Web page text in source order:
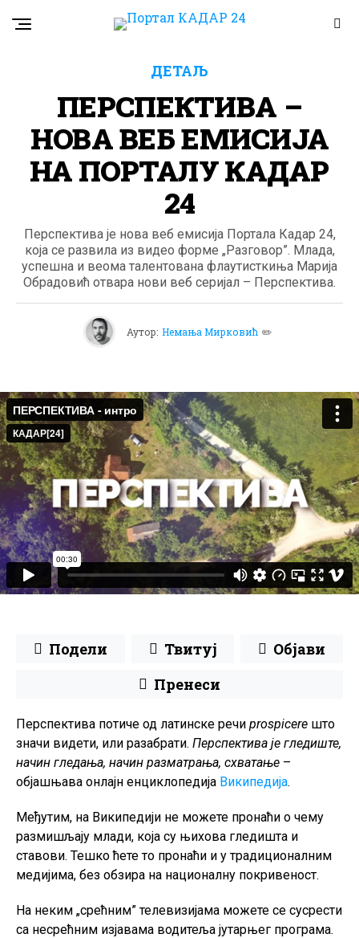
ДЕТАЉ
ПЕРСПЕКТИВА –
НОВА ВЕБ ЕМИСИЈА
НА ПОРТАЛУ КАДАР
24
Перспектива је нова веб емисија Портала Кадар 24,
која се развила из видео форме „Разговор”. Млада,
успешна и веома талентована флаутисткиња Марија
Обрадовић отвара нови веб серијал – Перспектива.
Аутор: Немања Мирковић ✏️
Подели Твитуј
Објави
Пренеси
Перспектива потиче од латинске речи prospicere што
значи видети, или разабрати. Перспектива је гледиште,
начин гледања, начин разматрања, схватање –
објашњава онлајн енциклопедија Википедија.
Међутим, на Википедији не можете пронаћи о чему
размишљају млади, која су њихова гледишта и
ставови. Тешко ћете то пронаћи и у традиционалним
медијима, без обзира на националну покривеност.
На неким „срећним” телевизијама можете се сусрести
са несрећним изјавама водитеља јутарњег програма.